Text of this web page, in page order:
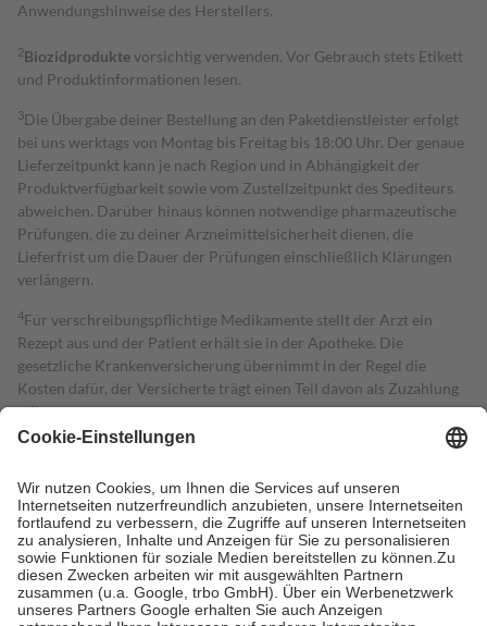
Anwendungshinweise des Herstellers.
2Biozidproduktevorsichtig verwenden. Vor Gebrauch stets Etikett
und Produktinformationen lesen.
3Die Übergabe deiner Bestellung an den Paketdienstleister erfolgt
bei uns werktags von Montag bis Freitag bis 18:00 Uhr. Der genaue
Lieferzeitpunkt kann je nach Region und in Abhängigkeit der
Produktverfügbarkeit sowie vom Zustellzeitpunkt des Spediteurs
abweichen. Darüber hinaus können notwendige pharmazeutische
Prüfungen, die zu deiner Arzneimittelsicherheit dienen, die
Lieferfrist um die Dauer der Prüfungen einschließlich Klärungen
verlängern.
4Für verschreibungspflichtige Medikamente stellt der Arzt ein
Rezept aus und der Patient erhält sie in der Apotheke. Die
gesetzliche Krankenversicherung übernimmt in der Regel die
Kosten dafür, der Versicherte trägt einen Teil davon als Zuzahlung
mit.
Grundsätzlich leisten Mitglieder Zuzahlungen in Höhe von zehn
höchstens zehn Euro.
Es sind jedoch nie mehr als die tatsächlichen
Kosten der Leistung zu entrichten.
Diese Regeln gelten grundsätzlich auch für Online-Apotheken.
Bei Heilmitteln und häuslicher Krankenpflege beträgt die
Zuzahlung zehn Prozent der Kosten sowie zehn Euro je
Verordnung.
Um das Engagement der Versicherten für ihre eigene Gesundheit zu